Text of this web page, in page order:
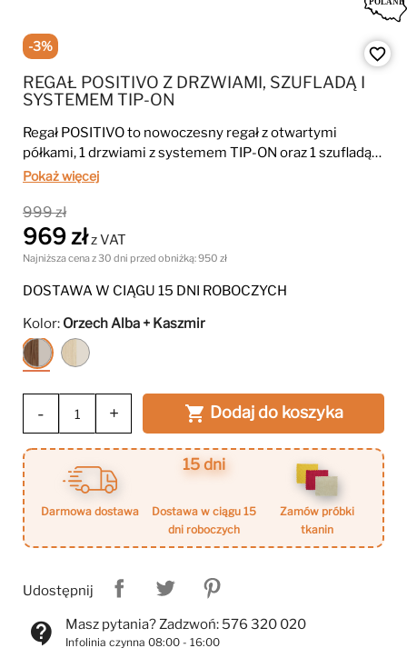
-3%
REGAŁ POSITIVO Z DRZWIAMI, SZUFLADĄ I
SYSTEMEM TIP-ON
Regał POSITIVO to nowoczesny regał z otwartymi
półkami, 1 drzwiami z systemem TIP-ON oraz 1 szufladą
na prowadnicach kulkowych. Dzięki solidnej płycie 16
× 160 cm idealnie sprawdzi się w salonie, biurze lub
pokoju młodzieżowym.
Pokaż więcej
999 zł
969 złz VAT
Najniższa cena z 30 dni przed obniżką:950 zł
DOSTAWA W CIĄGU 15 DNI ROBOCZYCH
Kolor: Orzech Alba + Kaszmir
Orzech
Alba
Dab
Mavelie
- +  Dodaj do koszyka
darmowa dostawa
15 dni
dostawa w ciągu 15
dni roboczych
zamów próbki
tkanin
Udostępnij
favorite_border
contact_support Masz pytania? Zadzwoń: 576 320 020
Infolinia czynna 08:00 - 16:00